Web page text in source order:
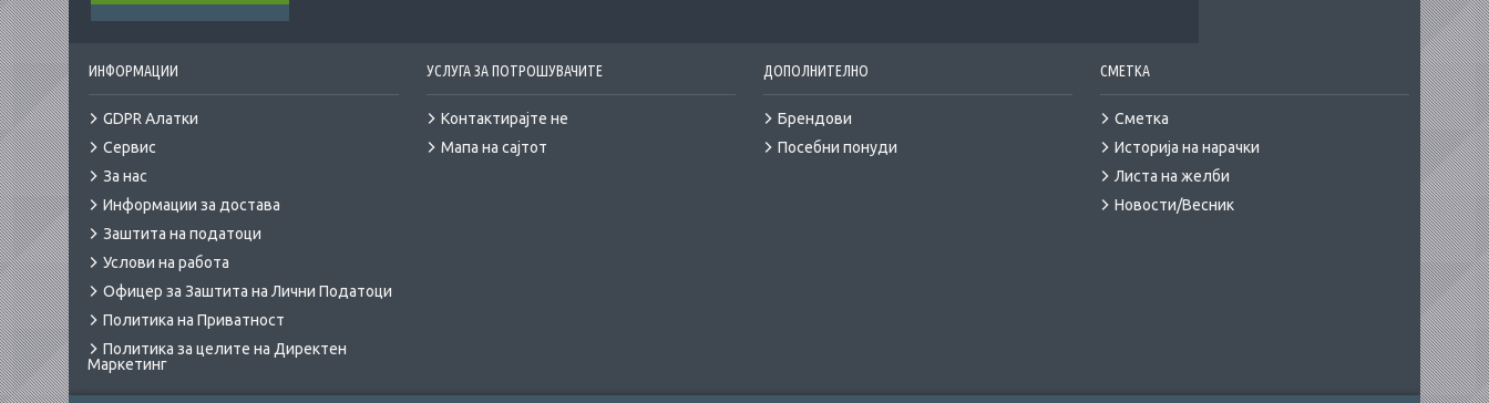
ИНФОРМАЦИИ
GDPR Алатки
Сервис
За нас
Информации за достава
Заштита на податоци
Услови на работа
Офицер за Заштита на Лични Податоци
Политика на Приватност
Политика за целите на Директен
Маркетинг
УСЛУГА ЗА ПОТРОШУВАЧИТЕ
Контактирајте не
Мапа на сајтот
ДОПОЛНИТЕЛНО
Брендови
Посебни понуди
СМЕТКА
Сметка
Историја на нарачки
Листа на желби
Новости/Весник